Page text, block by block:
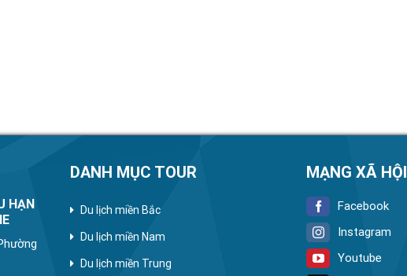
HẠN
DANH MỤC TOUR
Du lịch miền Bắc
Du lịch miền Nam
Du lịch miền Trung
MẠNG XÃ HỘI
Facebook
Instagram
Youtube